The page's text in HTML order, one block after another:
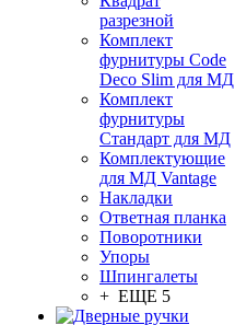
разрезной
Комплект
фурнитуры Code
Deco Slim для МД
Комплект
фурнитуры
Стандарт для МД
Комплектующие
для МД Vantage
Накладки
Ответная планка
Поворотники
Упоры
Шпингалеты
+ ЕЩЕ 5